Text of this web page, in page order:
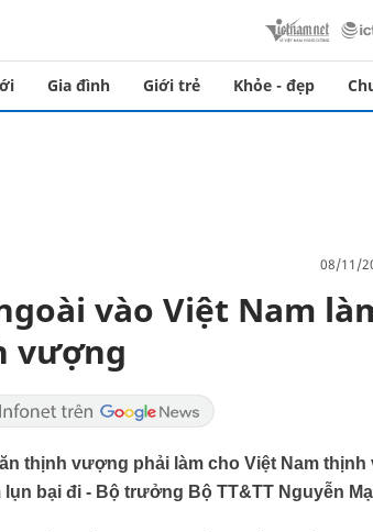
Gia đình Giới trẻ Khỏe - đẹp
08/11/
vào Việt Nam
vượng
thịnh vượng phải làm cho Việt Nam
bại đi - Bộ trưởng Bộ TT&TT Nguyễn